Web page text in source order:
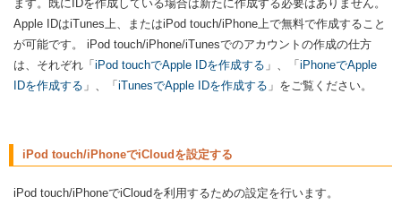
ます。既にIDを作成している場合は新たに作成する必要はありません。
Apple IDはiTunes上、またはiPod touch/iPhone上で無料で作成すること
が可能です。 iPod touch/iPhone/iTunesでのアカウントの作成の仕方
は、それぞれ「 iPod touchでApple IDを作成する 」、「 iPhoneでApple
IDを作成する 」、「 iTunesでApple IDを作成する 」をご覧ください。
iPod touch/iPhoneでiCloudを設定する
iPod touch/iPhoneでiCloudを利用するための設定を行います。